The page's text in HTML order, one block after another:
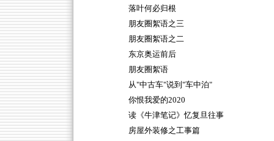
落叶何必归根
朋友圈絮语之三
朋友圈絮语之二
东京奥运前后
朋友圈絮语
从"中古车"说到"车中泊"
你恨我爱的2020
读《牛津笔记》忆复旦往事
房屋外装修之工事篇